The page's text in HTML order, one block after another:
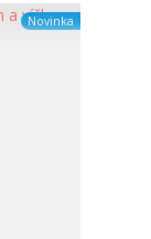
Novinka